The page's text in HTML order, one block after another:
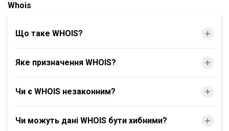
Whois
Що таке WHOIS?
Яке призначення WHOIS?
Чи є WHOIS незаконним?
Чи можуть дані WHOIS бути хибними?